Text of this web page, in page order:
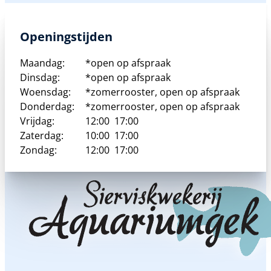
meerdere
kan
gekozen
worden
op
Openingstijden
Maandag:
*open op afspraak
Dinsdag:
*open op afspraak
Woensdag:
*zomerrooster, open op afspraak
Donderdag:
*zomerrooster, open op afspraak
Vrijdag:
12:00 17:00
Zaterdag:
10:00 17:00
Zondag:
12:00 17:00